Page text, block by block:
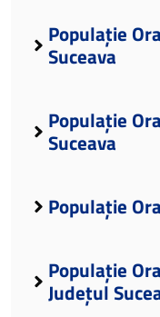
Populație
Suceava
Populație
Suceava
Populație
Populație
Județul